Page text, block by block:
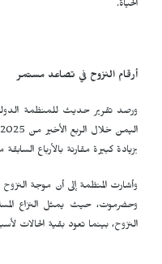
الحياة.
أرقام النزوح في تصاعد مستمر
بزيادة كبيرة مقارنة بالأرباع
وأشارت المنظمة إلى أن موجة
النزوح، بينما تعود بقية الحالات